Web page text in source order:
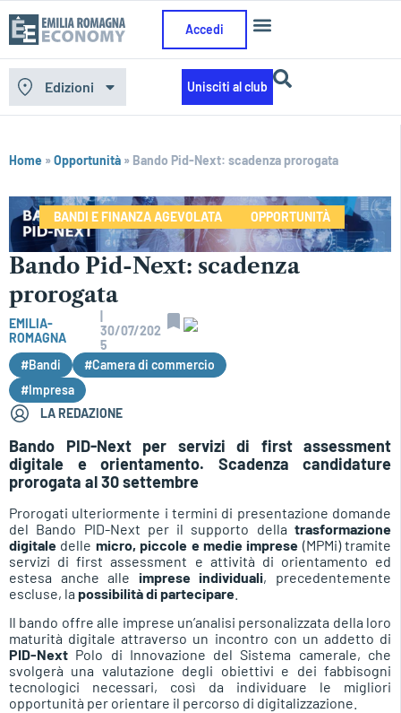
Accedi
Edizioni Unisciti al club
Home »Opportunità » Bando Pid-Next: scadenza prorogata
BANDI E FINANZA AGEVOLATA OPPORTUNITÀ
Bando Pid-Next: scadenza
prorogata
EMILIA-
ROMAGNA
30/07/202
5
#Bandi
#Camera di commercio
#Impresa
LA REDAZIONE
Bando PID-Next per servizi di first assessment
digitale e orientamento. Scadenza candidature
prorogata al 30 settembre
Prorogati ulteriormente i termini di presentazione domande
del Bando PID-Next per il supporto della trasformazione
digitale delle micro, piccole e medie imprese (MPMi) tramite
servizi di first assessment e attività di orientamento ed
estesa anche alle imprese individuali, precedentemente
escluse, la possibilità di partecipare
Il bando offre alle imprese un’analisi personalizzata della loro
maturità digitale attraverso un incontro con un addetto di
PID-Next Polo di Innovazione del Sistema camerale, che
svolgerà una valutazione degli obiettivi e dei fabbisogni
tecnologici necessari, così da individuare le migliori
opportunità per orientare il percorso di digitalizzazione.